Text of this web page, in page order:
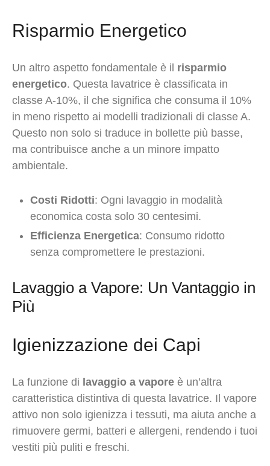
Risparmio Energetico
Un altro aspetto fondamentale è il risparmio
energetico. Questa lavatrice è classificata in
classe A-10%, il che significa che consuma il 10%
in meno rispetto ai modelli tradizionali di classe A.
Questo non solo si traduce in bollette più basse,
ma contribuisce anche a un minore impatto
ambientale.
Costi Ridotti: Ogni lavaggio in modalità
economica costa solo 30 centesimi.
Efficienza Energetica: Consumo ridotto
senza compromettere le prestazioni.
Lavaggio a Vapore: Un Vantaggio in
Più
Igienizzazione dei Capi
La funzione di lavaggio a vapore è un’altra
caratteristica distintiva di questa lavatrice. Il vapore
attivo non solo igienizza i tessuti, ma aiuta anche a
rimuovere germi, batteri e allergeni, rendendo i tuoi
vestiti più puliti e freschi.